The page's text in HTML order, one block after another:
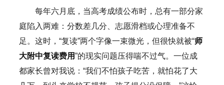
每年六月底，当高考成绩公布时，总有一部分家
庭陷入两难：分数差几分、志愿滑档或心理准备不
足。这时，“复读”两个字像一束微光，但很快就被“师
大附中复读费用”的现实问题压得喘不过气。一位成
都家长曾对我说：“我们不怕孩子吃苦，就怕花了大